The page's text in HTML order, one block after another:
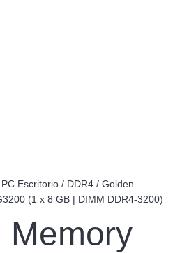
PC Escritorio / DDR4 / Golden
(1 x 8 GB | DIMM DDR4-3200)
Memory